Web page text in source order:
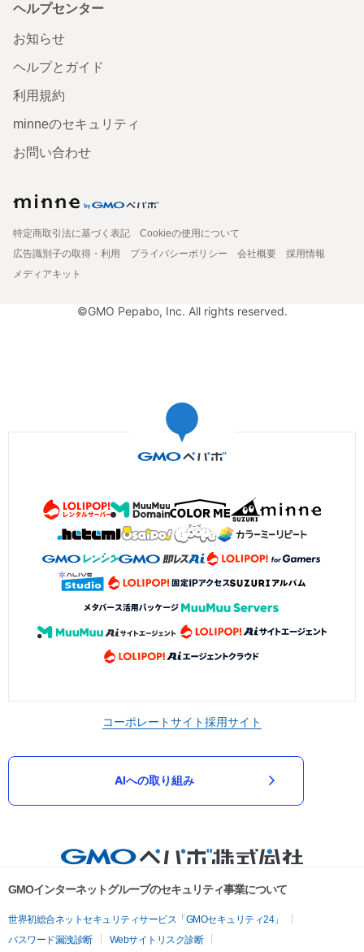
ヘルプセンター
お知らせ
ヘルプとガイド
利用規約
minneのセキュリティ
お問い合わせ
特定商取引法に基づく表記
Cookieの使用について
広告識別子の取得・利用
プライバシーポリシー 会社概要
採用情報
メディアキット
©GMO Pepabo, Inc. All rights reserved.
コーポレートサイト採用サイト
AIへの取り組み
GMOインターネットグループのセキュリティ事業について
世界初総合ネットセキュリティサービス「GMOセキュリティ24」
パスワード漏洩診断
Webサイトリスク診断